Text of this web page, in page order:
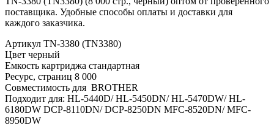
поставщика. Удобные способы оплаты и доставки для
каждого заказчика.
Артикул TN-3380 (TN3380)
Цвет черный
Емкость картриджа стандартная
Ресурс, страниц 8 000
Совместимость для BROTHER
Подходит для: HL-5440D/ HL-5450DN/ HL-5470DW/ HL-
6180DW DCP-8110DN/ DCP-8250DN MFC-8520DN/ MFC-
8950DW